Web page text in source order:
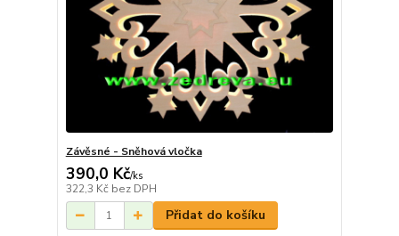
Závěsné - Sněhová vločka
390,0 Kč/ks
322,3 Kč bez DPH
Přidat do košíku